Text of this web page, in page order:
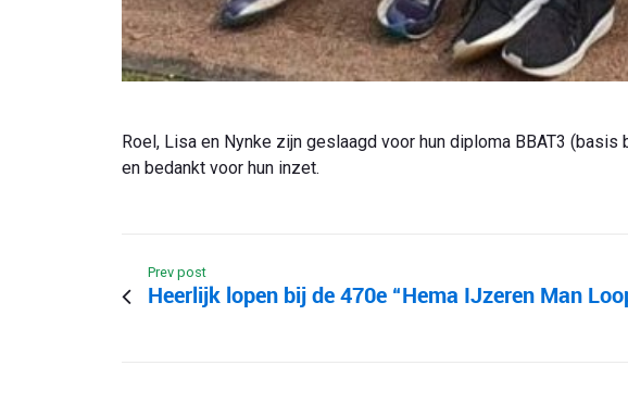
Roel, Lisa en Nynke zijn geslaagd voor hun diploma BBAT3
en bedankt voor hun inzet.
Prev post
Heerlijk lopen bij de 470e “Hema IJzeren Man